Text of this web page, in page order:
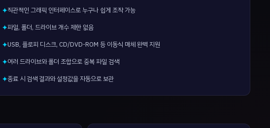
✦직관적인 그래픽 인터페이스로 누구나 쉽게 조작 가능
✦파일, 폴더, 드라이브 개수 제한 없음
✦USB, 플로피 디스크, CD/DVD-ROM 등 이동식 매체 완벽 지원
✦여러 드라이브와 폴더 조합으로 중복 파일 검색
✦종료 시 검색 결과와 설정값을 자동으로 보관